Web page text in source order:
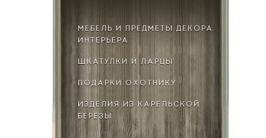
МЕБЕЛЬ И ПРЕДМЕТЫ ДЕКОРА
ИНТЕРЬЕРА
ШКАТУЛКИ И ЛАРЦЫ
ПОДАРКИ ОХОТНИКУ
ИЗДЕЛИЯ ИЗ КАРЕЛЬСКОЙ
БЕРЕЗЫ